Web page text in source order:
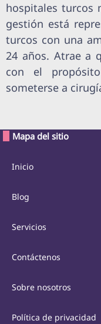
hospitales turcos
gestión está
turcos con una
24 años. Atrae a
con el
someterse a
Mapa del sitio
Inicio
Blog
Servicios
Contáctenos
Sobre nosotros
Política de privacidad